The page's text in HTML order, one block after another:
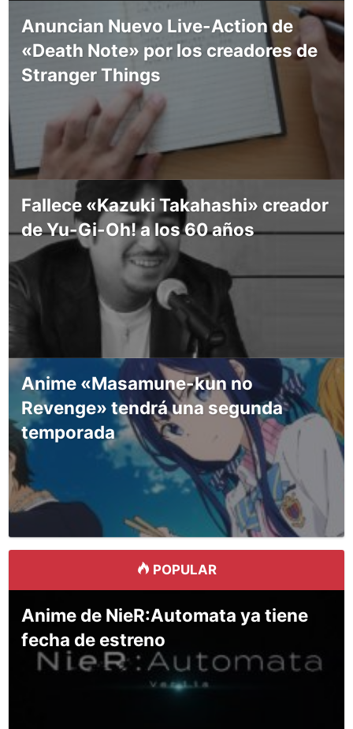
Anuncian Nuevo Live-Action de
«Death Note» por los creadores de
Stranger Things
Fallece «Kazuki Takahashi» creador
de Yu-Gi-Oh! a los 60 años
Anime «Masamune-kun no
Revenge» tendrá una segunda
temporada
POPULAR
Anime de NieR:Automata ya tiene
fecha de estreno